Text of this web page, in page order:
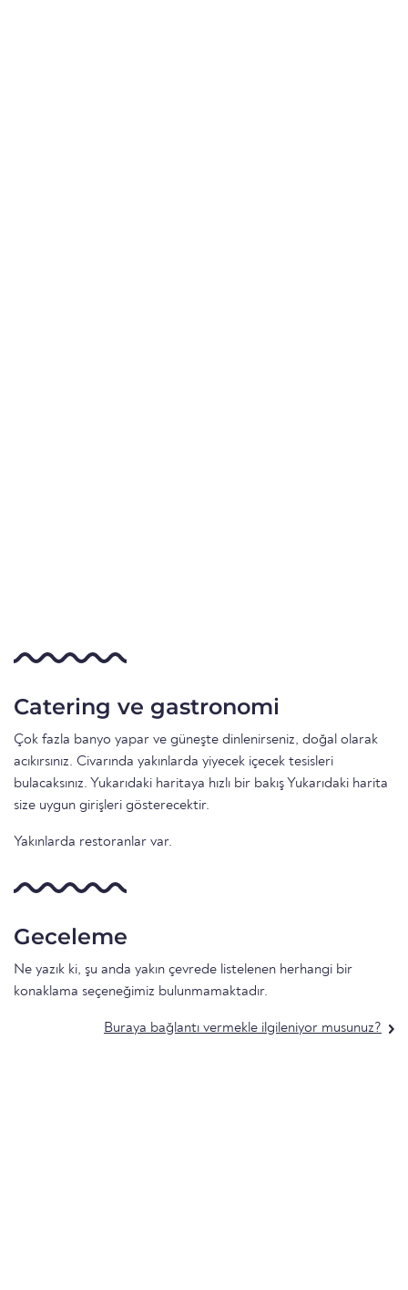
Catering ve gastronomi
Çok fazla banyo yapar ve güneşte dinlenirseniz, doğal olarak
acıkırsınız. Civarında yakınlarda yiyecek içecek tesisleri
bulacaksınız. Yukarıdaki haritaya hızlı bir bakış Yukarıdaki harita
size uygun girişleri gösterecektir.
Yakınlarda restoranlar var.
Geceleme
Ne yazık ki, şu anda yakın çevrede listelenen herhangi bir
konaklama seçeneğimiz bulunmamaktadır.
Buraya bağlantı vermekle ilgileniyor musunuz?